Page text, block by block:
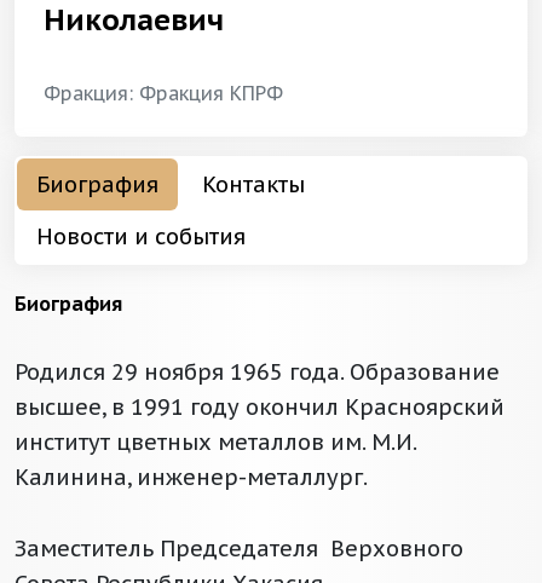
Николаевич
Фракция: Фракция КПРФ
Биография
Контакты
Новости и события
Биография
Родился 29 ноября 1965 года. Образование
высшее, в 1991 году окончил Красноярский
институт цветных металлов им. М.И.
Калинина, инженер-металлург.
Заместитель Председателя Верховного